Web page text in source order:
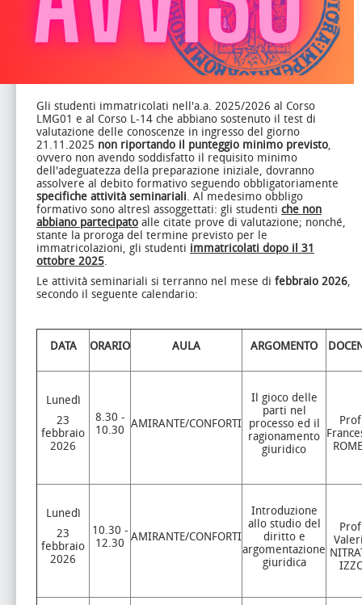
Gli studenti immatricolati nell'a.a. 2025/2026 al Corso
LMG01 e al Corso L-14 che abbiano sostenuto il test di
valutazione delle conoscenze in ingresso del giorno
21.11.2025 non riportando il punteggio minimo previsto,
ovvero non avendo soddisfatto il requisito minimo
dell'adeguatezza della preparazione iniziale, dovranno
assolvere al debito formativo seguendo obbligatoriamente
specifiche attività seminariali. Al medesimo obbligo
formativo sono altresì assoggettati: gli studenti che non
abbiano partecipato alle citate prove di valutazione; nonché,
stante la proroga del termine previsto per le
immatricolazioni, gli studenti immatricolati dopo il 31
ottobre 2025.
Le attività seminariali si terranno nel mese di febbraio 2026,
secondo il seguente calendario:
DATA ORARIO AULA ARGOMENTO
Lunedì
23
febbraio
2026
8.30 -
10.30 AMIRANTE/CONFORTI
Il gioco delle
parti nel
processo ed il
ragionamento
giuridico
Lunedì
23
febbraio
2026
10.30 -
12.30 AMIRANTE/CONFORTI
Introduzione
allo studio del
diritto e
argomentazione
giuridica